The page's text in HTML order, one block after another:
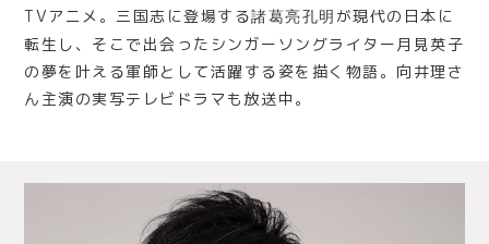
TVアニメ。三国志に登場する諸葛亮孔明 が現代の日本に
転生し、そこで出会ったシンガーソングライター月見英子
の夢を叶える軍師として活躍する姿を描く物語。向井理さ
ん主演の実写テレビドラマも放送中。